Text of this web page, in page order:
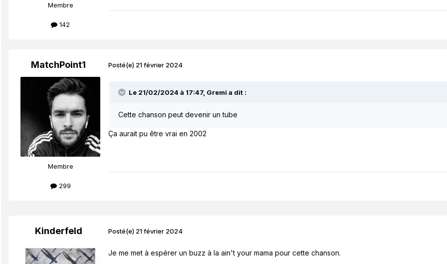
Membre
142
MatchPoint1
Membre
299
Posté(e) 21 février 2024
Le 21/02/2024 à 17:47, Gremi a dit :
Cette chanson peut devenir un tube
Ça aurait pu être vrai en 2002
Kinderfeld Posté(e) 21 février 2024
Je me met à espérer un buzz à la ain't your mama pour cette chanson.